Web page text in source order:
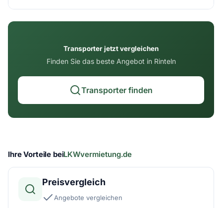
Transporter jetzt vergleichen
Finden Sie das beste Angebot in Rinteln
Transporter finden
Ihre Vorteile beiLKWvermietung.de
Preisvergleich
Angebote vergleichen